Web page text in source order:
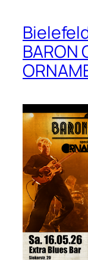
BARON